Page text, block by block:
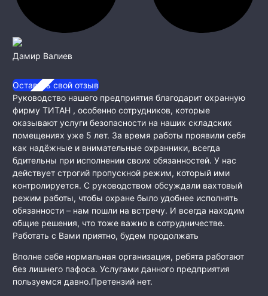
Дамир Валиев
Оставить свой отзыв
Руководство нашего предприятия благодарит охранную
фирму ТИТАН , особенно сотрудников, которые
оказывают услуги безопасности на наших складских
помещениях уже 5 лет. За время работы проявили себя
как надёжные и внимательные охранники, всегда
бдительны при исполнении своих обязанностей. У нас
действует строгий пропускной режим, который ими
контролируется. С руководством обсуждали вахтовый
режим работы, чтобы охране было удобнее исполнять
обязанности – нам пошли на встречу. И всегда находим
общие решения, что тоже важно в сотрудничестве.
Работать с Вами приятно, будем продолжать
Вполне себе нормальная организация, ребята работают
без лишнего пафоса. Услугами данного предприятия
пользуемся давно.Претензий нет.